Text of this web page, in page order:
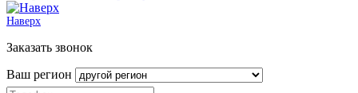
Наверх
Заказать звонок
Ваш регион